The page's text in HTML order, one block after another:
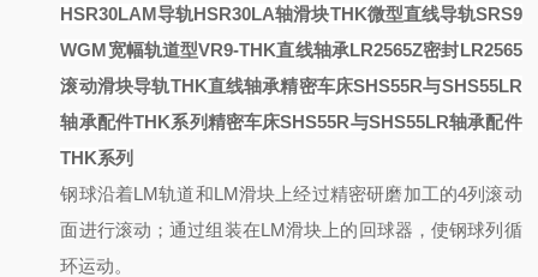
HSR30LAM导轨HSR30LA轴滑块THK微型直线导轨SRS9
WGM宽幅轨道型VR9-THK直线轴承LR2565Z密封LR2565
滚动滑块导轨THK直线轴承精密车床SHS55R与SHS55LR
轴承配件THK系列精密车床SHS55R与SHS55LR轴承配件
THK系列
钢球沿着LM轨道和LM滑块上经过精密研磨加工的4列滚动
面进行滚动；通过组装在LM滑块上的回球器，使钢球列循
环运动。